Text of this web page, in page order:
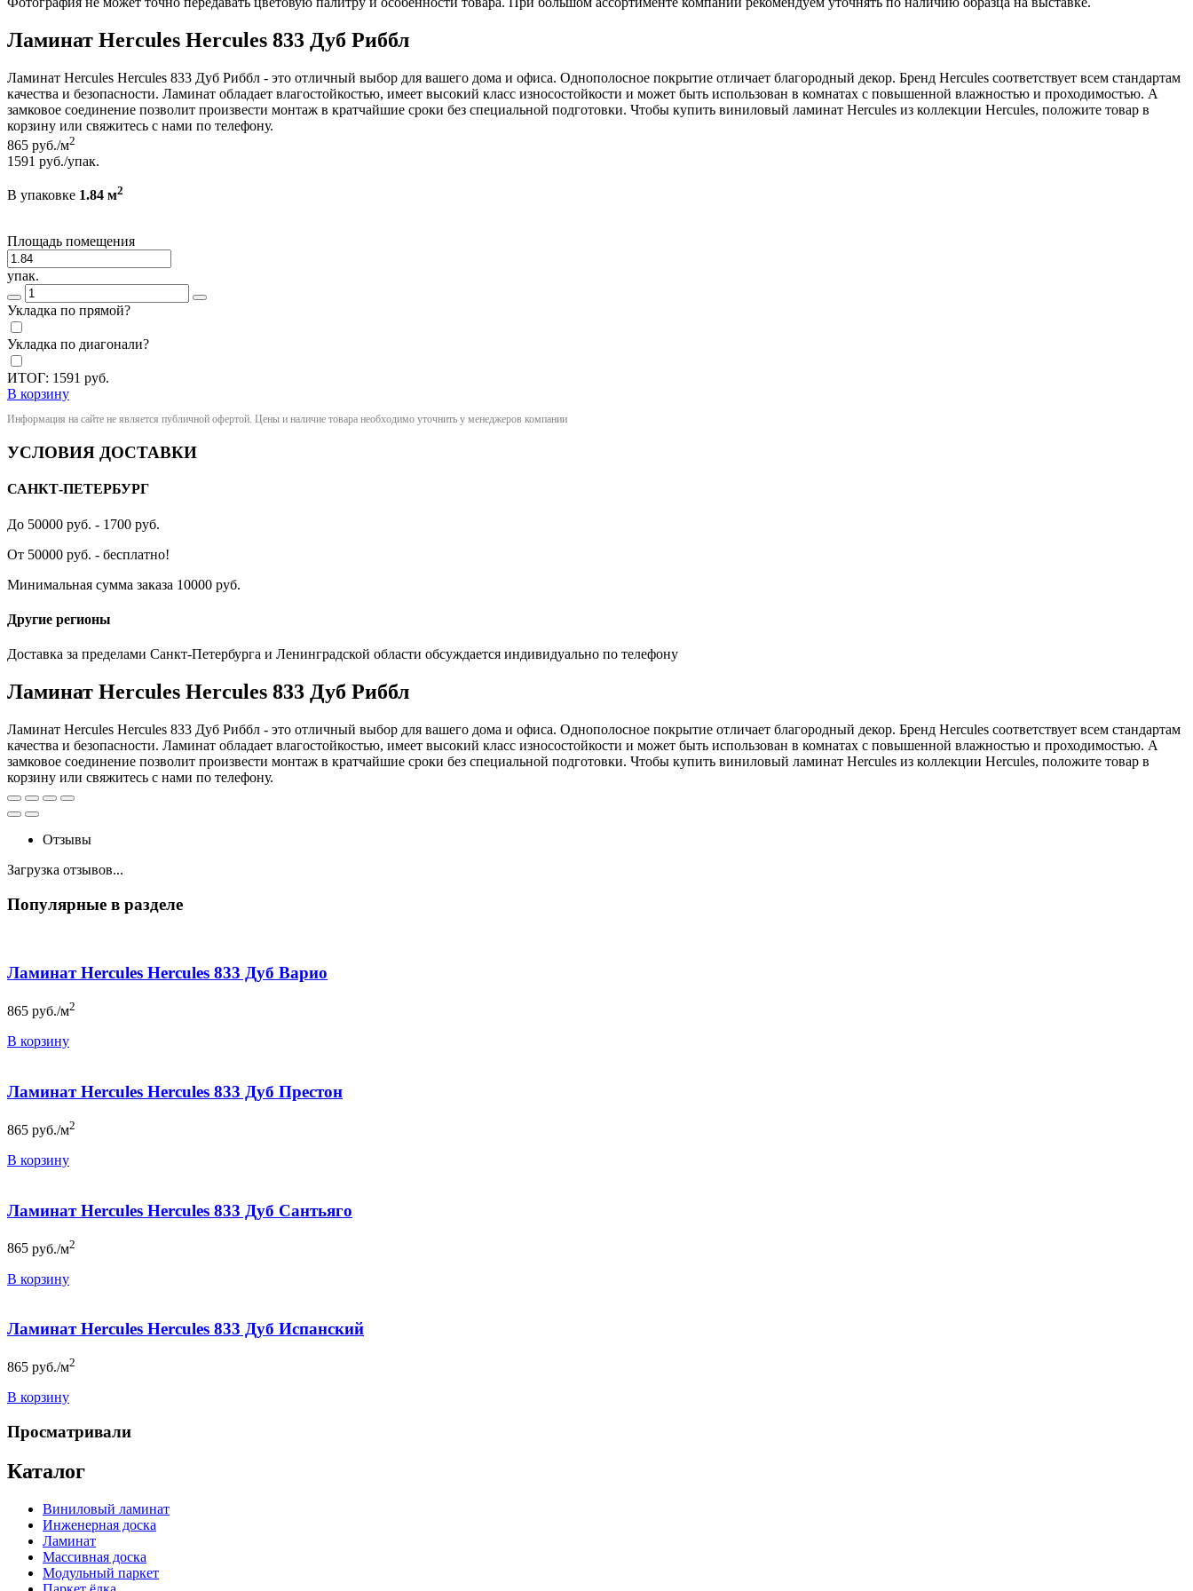
Ламинат Hercules Hercules 833 Дуб Риббл
Ламинат Hercules Hercules 833 Дуб Риббл - это отличный выбор для вашего дома и офиса. Однополосное покрытие отличает благородный декор. Бренд Hercules соответствует всем стандартам
качества и безопасности. Ламинат обладает влагостойкостью, имеет высокий класс износостойкости и может быть использован в комнатах с повышенной влажностью и проходимостью. А
замковое соединение позволит произвести монтаж в кратчайшие сроки без специальной подготовки. Чтобы купить виниловый ламинат Hercules из коллекции Hercules, положите товар в
корзину или свяжитесь с нами по телефону.
865 руб./м2
1591 руб./упак.
В упаковке 1.84 м2
Площадь помещения
упак.
Укладка по прямой?
Укладка по диагонали?
ИТОГ: 1591 руб.
В корзину
Информация на сайте не является публичной офертой. Цены и наличие товара необходимо уточнить у менеджеров компании
УСЛОВИЯ ДОСТАВКИ
САНКТ-ПЕТЕРБУРГ
До 50000 руб. - 1700 руб.
От 50000 руб. - бесплатно!
Минимальная сумма заказа 10000 руб.
Другие регионы
Доставка за пределами Санкт-Петербурга и Ленинградской области обсуждается индивидуально по телефону
Ламинат Hercules Hercules 833 Дуб Риббл
Ламинат Hercules Hercules 833 Дуб Риббл - это отличный выбор для вашего дома и офиса. Однополосное покрытие отличает благородный декор. Бренд Hercules соответствует всем стандартам
качества и безопасности. Ламинат обладает влагостойкостью, имеет высокий класс износостойкости и может быть использован в комнатах с повышенной влажностью и проходимостью. А
замковое соединение позволит произвести монтаж в кратчайшие сроки без специальной подготовки. Чтобы купить виниловый ламинат Hercules из коллекции Hercules, положите товар в
корзину или свяжитесь с нами по телефону.
Отзывы
Загрузка отзывов...
Популярные в разделе
Ламинат Hercules Hercules 833 Дуб Варио
865 руб./м2
В корзину
Ламинат Hercules Hercules 833 Дуб Престон
865 руб./м2
В корзину
Ламинат Hercules Hercules 833 Дуб Сантьяго
865 руб./м2
В корзину
Ламинат Hercules Hercules 833 Дуб Испанский
865 руб./м2
В корзину
Просматривали
Каталог
Виниловый ламинат
Инженерная доска
Ламинат
Массивная доска
Модульный паркет